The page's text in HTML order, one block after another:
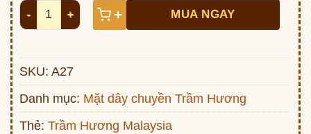
Trầm Hương chìm nước A27 Malaysia số lượng
+ MUA NGAY
SKU: A27
Danh mục: Mặt dây chuyền Trầm Hương
Thẻ: Trầm Hương Malaysia